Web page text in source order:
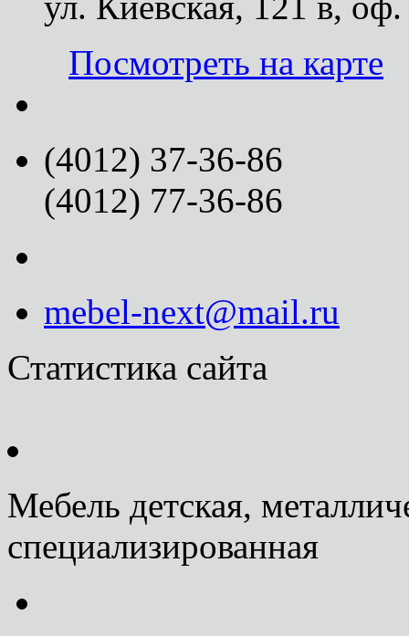
Посмотреть на карте
(4012) 37-36-86
(4012) 77-36-86
mebel-next@mail.ru
Статистика сайта
Мебель детская,
специализированная